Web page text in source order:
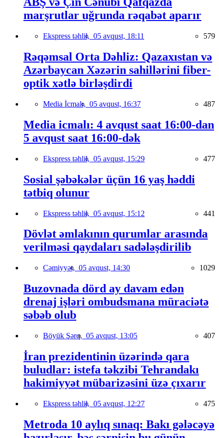
marşrutlar uğrunda rəqabət aparır
Ekspress təhlil, 05 avqust, 18:11 579
Rəqəmsal Orta Dəhliz: Qazaxıstan və
Azərbaycan Xəzərin sahillərini fiber-
optik xətlə birləşdirdi
Media İcmalı, 05 avqust, 16:37 487
Media icmalı: 4 avqust saat 16:00-dan
5 avqust saat 16:00-dək
Ekspress təhlil, 05 avqust, 15:29 477
Sosial şəbəkələr üçün 16 yaş həddi
tətbiq olunur
Ekspress təhlil, 05 avqust, 15:12 441
Dövlət əmlakının qurumlar arasında
verilməsi qaydaları sadələşdirilib
Cəmiyyət, 05 avqust, 14:30 1029
Buzovnada dörd ay davam edən
drenaj işləri ombudsmana müraciətə
səbəb olub
Böyük Şərq, 05 avqust, 13:05 407
İran prezidentinin üzərində qara
buludlar: istefa təkzibi Tehrandakı
hakimiyyət mübarizəsini üzə çıxarır
Ekspress təhlil, 05 avqust, 12:27 475
Metroda 10 aylıq sınaq: Bakı gələcəyə